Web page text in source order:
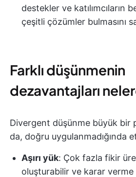
destekler ve katılımcıların
çeşitli çözümler bulmasını
Farklı düşünmenin
dezavantajları
Divergent düşünme büyük bir
da, doğru uygulanmadığında
Aşırı yük: Çok fazla fikir
oluşturabilir ve karar